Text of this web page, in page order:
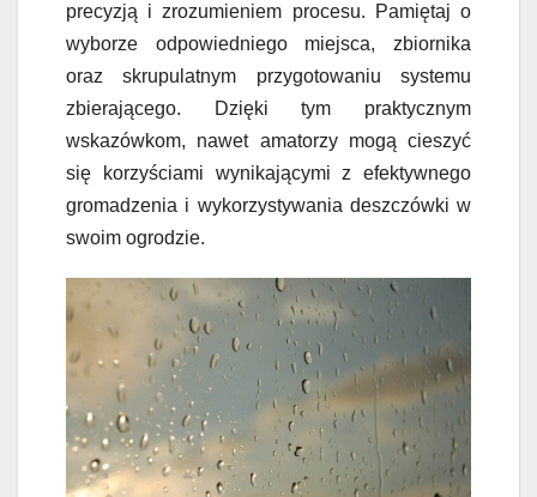
precyzją i zrozumieniem procesu. Pamiętaj o
wyborze odpowiedniego miejsca, zbiornika
oraz skrupulatnym przygotowaniu systemu
zbierającego. Dzięki tym praktycznym
wskazówkom, nawet amatorzy mogą cieszyć
się korzyściami wynikającymi z efektywnego
gromadzenia i wykorzystywania deszczówki w
swoim ogrodzie.